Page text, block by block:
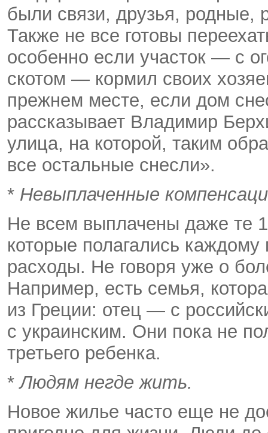
были связи, друзья, родные,
Также не все готовы
особенно если участок — с
скотом — кормил своих
прежнем месте, если дом
рассказывает Владимир
улица, на которой, таким
все остальные снесли».
* Невыплаченные
Не всем выплачены даже те
которые полагались
расходы. Не говоря уже о
Например, есть семья,
из Греции: отец — с
с украинским. Они пока не
третьего ребенка.
*Людям негде жить.
Новое жилье часто еще не